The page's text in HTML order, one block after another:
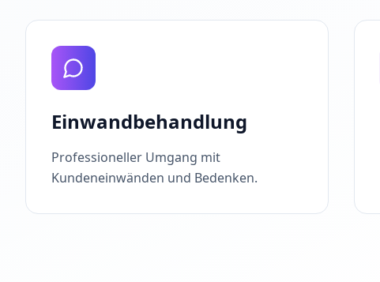
Einwandbehandlung
Professioneller Umgang mit
Kundeneinwänden und Bedenken.